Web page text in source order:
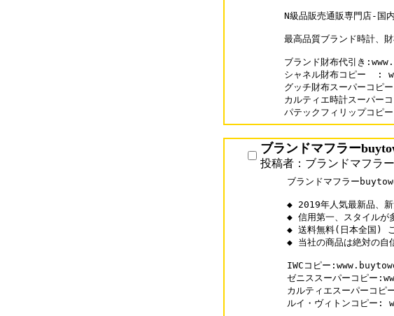
N級品販売通販専門店-国
最高品質ブランド時計、
ブランド財布代引き
シャネル財布コピー
グッチ財布スーパーコ
カルティエ時計スー
パテックフィリップ
ブランドマフラー
投稿者：ブランドマフラ
ブランドマフラー
◆ 2019年人気最新品、
◆ 信用第一、スタイルが
◆ 送料無料(日本全国)
◆ 当社の商品は絶対の自
IWCコピー
ゼニススーパーコピ
カルティエスーパー
ルイ・ヴィトンコピ